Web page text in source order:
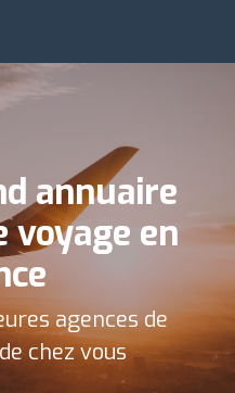
annuaire
voyage en
agences de
chez vous